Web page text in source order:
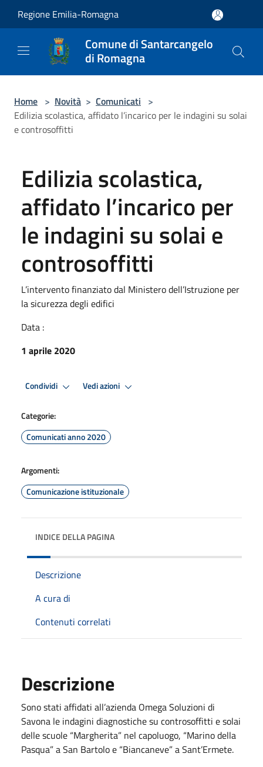
Regione Emilia-Romagna
Comune di Santarcangelo
di Romagna
Home > Novità > Comunicati >
Edilizia scolastica, affidato l’incarico per le indagini su solai
e controsoffitti
Edilizia scolastica,
affidato l’incarico per
le indagini su solai e
controsoffitti
L’intervento finanziato dal Ministero dell’Istruzione per
la sicurezza degli edifici
Data :
1 aprile 2020
Condividi Vedi azioni
Categorie:
Comunicati anno 2020
Argomenti:
Comunicazione istituzionale
INDICE DELLA PAGINA
Descrizione
A cura di
Contenuti correlati
Descrizione
Sono stati affidati all’azienda Omega Soluzioni di
Savona le indagini diagnostiche su controsoffitti e solai
delle scuole “Margherita” nel capoluogo, “Marino della
Pasqua” a San Bartolo e “Biancaneve” a Sant’Ermete.